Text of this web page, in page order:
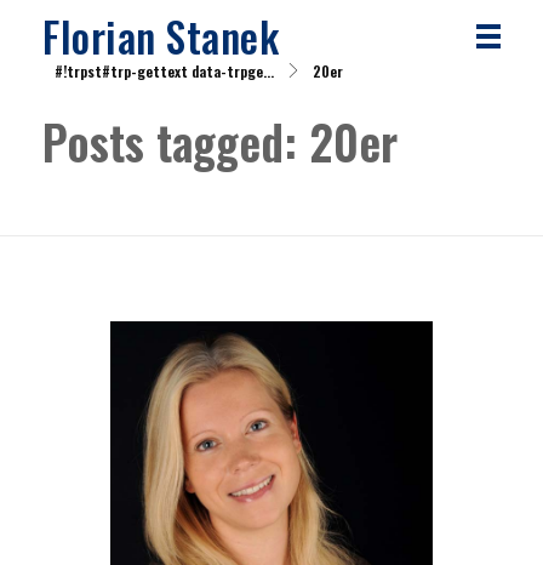
Florian Stanek
#!trpst#trp-gettext data-trpge... 20er
Posts tagged: 20er